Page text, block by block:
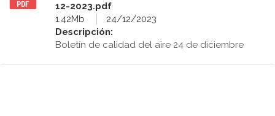
12-2023.pdf
1.42Mb
24/12/2023
Descripción:
Boletín de calidad del aire 24 de diciembre